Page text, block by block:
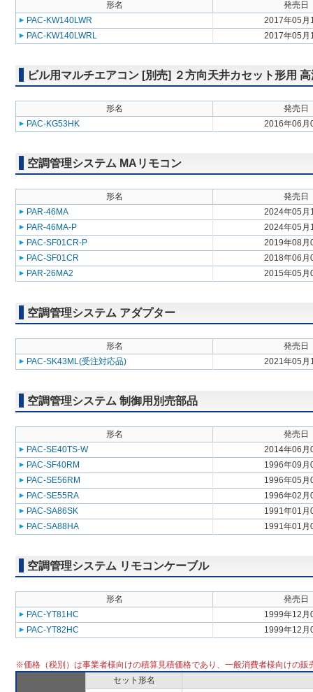
形名
発売日
PAC-KW140LWR
2017年05月
PAC-KW140LWRL
2017年05月
ビル用マルチエアコン [別売] ２方向天井カセット形用
形名
発売日
PAC-KG53HK
2016年06月
空調管理システム MAリモコン
形名
発売日
PAR-46MA
2024年05月
PAR-46MA-P
2024年05月
PAC-SF01CR-P
2019年08月
PAC-SF01CR
2018年06月
PAR-26MA2
2015年05月
空調管理システム アダプター
形名
発売日
PAC-SK43ML(受注対応品)
2021年05月
空調管理システム 制御用別売部品
形名
発売日
PAC-SE40TS-W
2014年06月
PAC-SF40RM
1996年09月
PAC-SE56RM
1996年05月
PAC-SE55RA
1996年02月
PAC-SA86SK
1991年01月
PAC-SA88HA
1991年01月
空調管理システム リモコンケーブル
形名
発売日
PAC-YT81HC
1999年12月
PAC-YT82HC
1999年12月
※価格（税別）は事業者様向けの積算見積価格であり、一般消費者様向けの販
セット形名